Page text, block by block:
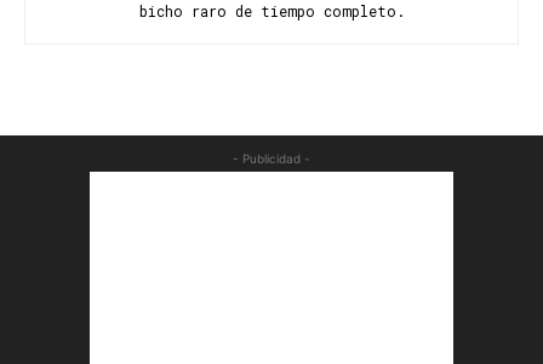
bicho raro de tiempo completo.
- Publicidad -